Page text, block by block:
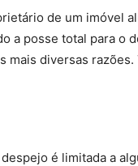
de um imóvel
a posse total para o
mais diversas
é limitada a